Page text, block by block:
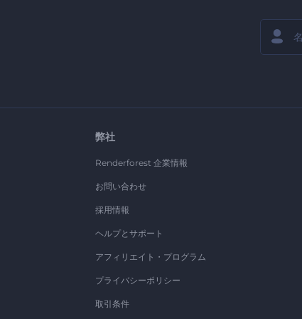
弊社
Renderforest 企業情報
お問い合わせ
採用情報
ヘルプとサポート
アフィリエイト・プログラム
プライバシーポリシー
取引条件